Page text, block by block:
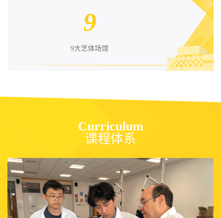
9
9大艺体场馆
Curriculum
课程体系